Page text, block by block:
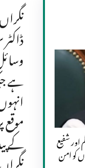
ہے
کے اور شفیع
کو امن